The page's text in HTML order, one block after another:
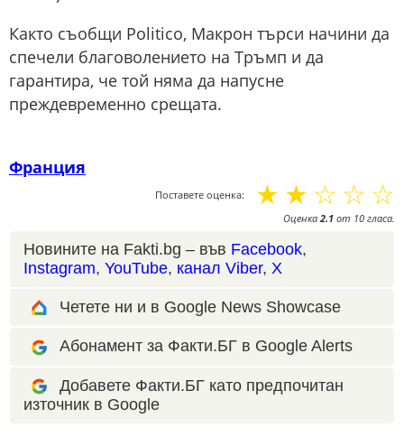
Както съобщи Politico, Макрон търси начини да
спечели благоволението на Тръмп и да
гарантира, че той няма да напусне
преждевременно срещата.
Франция
Поставете оценка: ☆
☆
☆
☆
☆
Оценка2.1 от 10 гласа.
Новините на Fakti.bg – във Facebook,
Instagram, YouTube, канал Viber, X
Четете ни и в Google News Showcase
Абонамент за Факти.БГ в Google Alerts
Добавете Факти.БГ като предпочитан
източник в Google